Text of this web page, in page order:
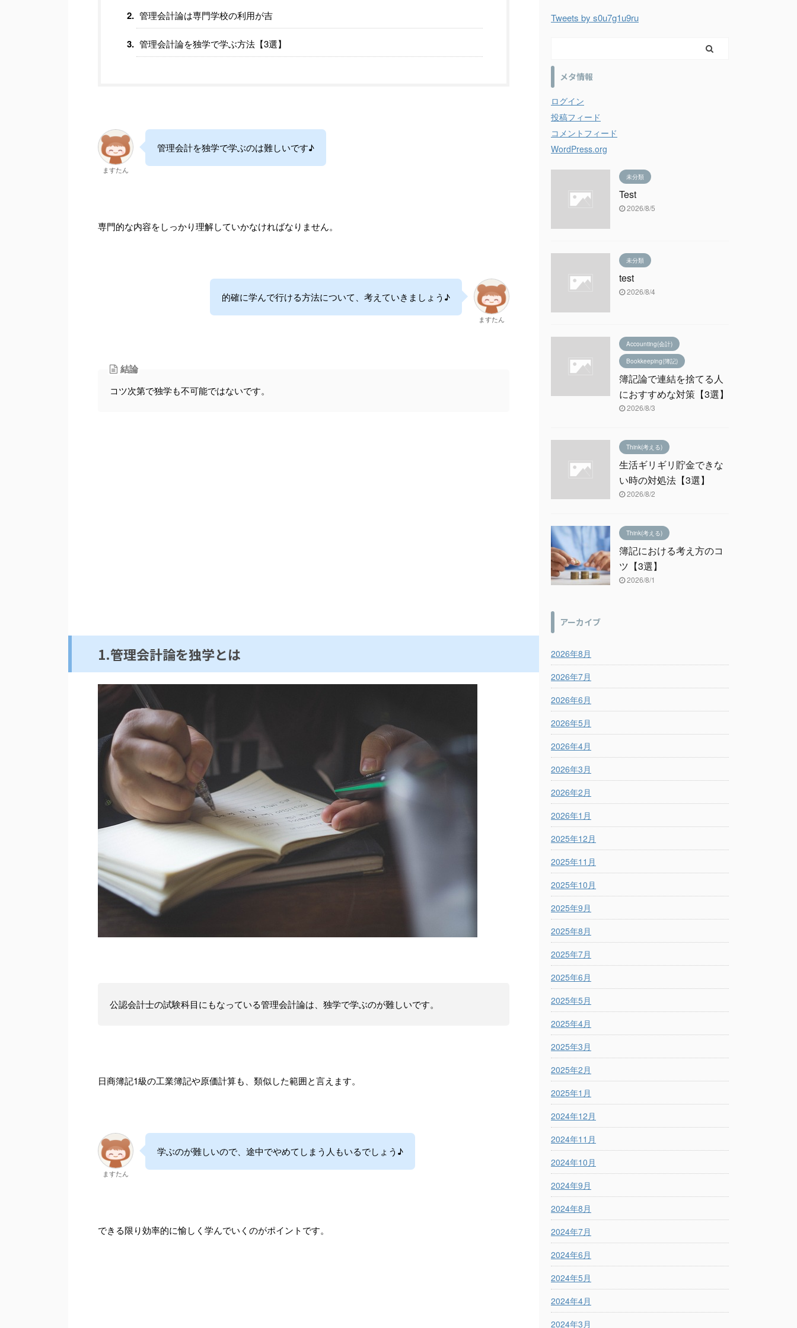
管理会計論は専門学校の利用が吉
管理会計論を独学で学ぶ方法【3選】
ますたん
管理会計を独学で学ぶのは難しいです♪
専門的な内容をしっかり理解していかなければなりません。
的確に学んで行ける方法について、考えていきましょう♪
ますたん
結論
コツ次第で独学も不可能ではないです。
1.管理会計論を独学とは
公認会計士の試験科目にもなっている管理会計論は、独学で学ぶのが難しいです。
日商簿記1級の工業簿記や原価計算も、類似した範囲と言えます。
ますたん
学ぶのが難しいので、途中でやめてしまう人もいるでしょう♪
できる限り効率的に愉しく学んでいくのがポイントです。
Tweets by s0u7g1u9ru
メタ情報
ログイン
投稿フィード
コメントフィード
WordPress.org
未分類
Test
2026/8/5
未分類
test
2026/8/4
Accounting(会計)
Bookkeeping(簿記)
簿記論で連結を捨てる人
におすすめな対策【3選】
2026/8/3
Think(考える)
生活ギリギリ貯金できな
い時の対処法【3選】
2026/8/2
Think(考える)
簿記における考え方のコ
ツ【3選】
2026/8/1
アーカイブ
2026年8月
2026年7月
2026年6月
2026年5月
2026年4月
2026年3月
2026年2月
2026年1月
2025年12月
2025年11月
2025年10月
2025年9月
2025年8月
2025年7月
2025年6月
2025年5月
2025年4月
2025年3月
2025年2月
2025年1月
2024年12月
2024年11月
2024年10月
2024年9月
2024年8月
2024年7月
2024年6月
2024年5月
2024年4月
2024年3月